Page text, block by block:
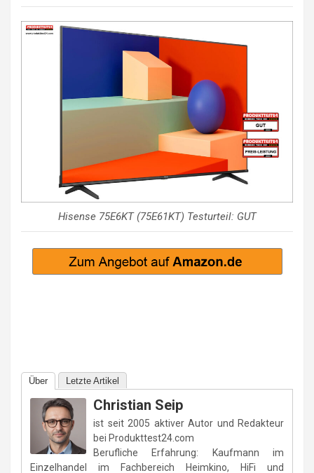
Hisense 75E6KT (75E61KT) Testurteil: GUT
Über Letzte Artikel
Christian Seip
ist seit 2005 aktiver Autor und Redakteur
bei Produkttest24.com
Berufliche Erfahrung: Kaufmann im
Einzelhandel im Fachbereich Heimkino, HiFi und